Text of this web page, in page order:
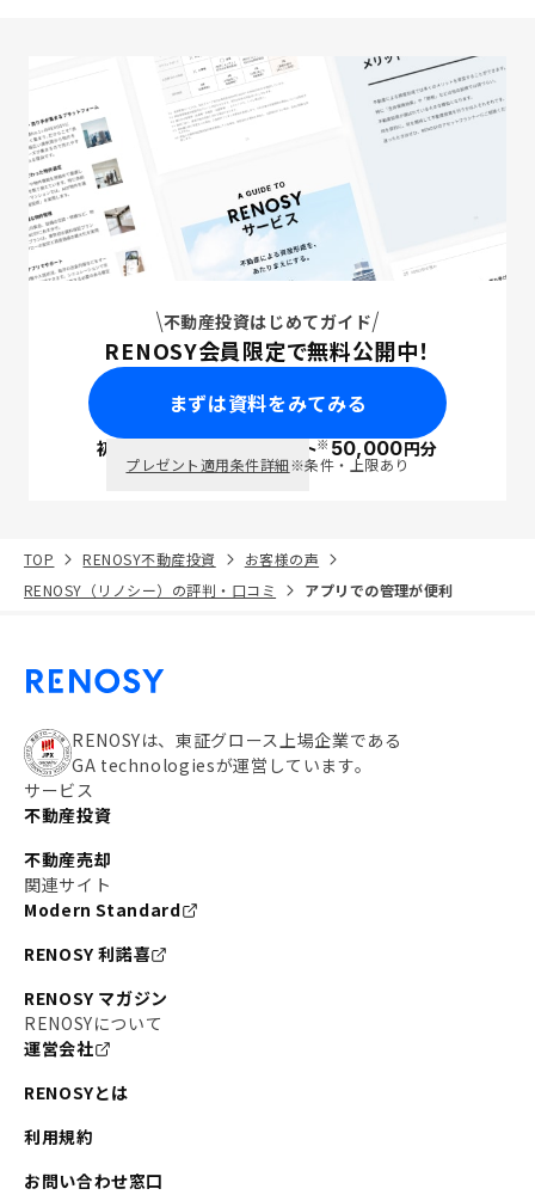
不動産投資はじめてガイド
RENOSY会員限定で無料公開中！
まずは資料をみてみる
初回面談で ポイント※50,000円分
プレゼント適用条件詳細※条件・上限あり
TOP RENOSY不動産投資
お客様の声
RENOSY（リノシー）の評判・口コミ
アプリでの管理が便利
RENOSYは、東証グロース上場企業である
GA technologiesが運営しています。
サービス
不動産投資
不動産売却
関連サイト
Modern Standard
RENOSY 利諾喜
RENOSY マガジン
RENOSYについて
運営会社
RENOSYとは
利用規約
お問い合わせ窓口